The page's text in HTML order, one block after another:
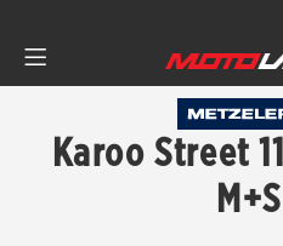
Karoo Street